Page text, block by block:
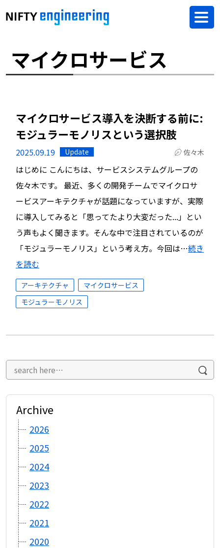
マイクロサービス
マイクロサービス導入を決断する前に:
モジュラーモノリスという選択肢
2025.09.19 Update 佐々木
はじめに こんにちは、サービスシステムグループの
佐々木です。 最近、多くの開発チームでマイクロサ
ービスアーキテクチャが話題になっていますが、実際
に導入してみると「思ってたより大変だった...」とい
う声もよく聞きます。そんな中で注目されているのが
「モジュラーモノリス」という考え方。今回は…続き
を読む
アーキテクチャ
マイクロサービス
モジュラーモノリス
Archive
2026
2025
2024
2023
2022
2021
2020